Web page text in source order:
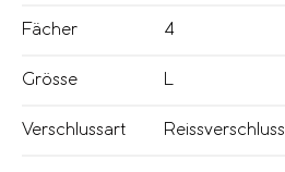
Fächer 4
Grösse L
Verschlussart Reissverschluss